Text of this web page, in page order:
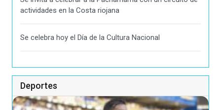
actividades en la Costa riojana
Se celebra hoy el Día de la Cultura Nacional
Deportes